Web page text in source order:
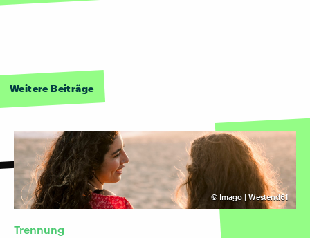
Weitere Beiträge
© Imago | Westend61
Trennung